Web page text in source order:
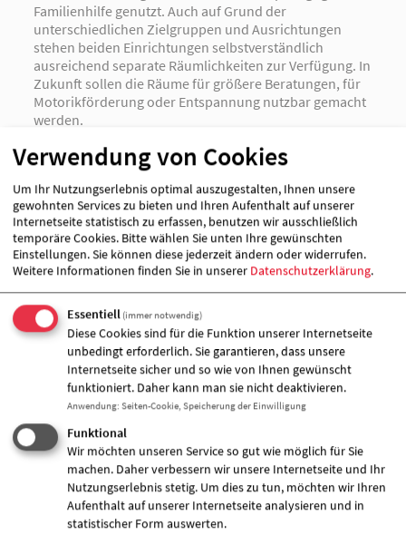
Familienhilfe genutzt. Auch auf Grund der
unterschiedlichen Zielgruppen und Ausrichtungen
stehen beiden Einrichtungen selbstverständlich
ausreichend separate Räumlichkeiten zur Verfügung. In
Zukunft sollen die Räume für größere Beratungen, für
Motorikförderung oder Entspannung nutzbar gemacht
werden.
Das Barriere frei gestaltete Hochparterre soll neben
einer Gehörlosenberatung u.a. einen Seniorenclub und
einen Multifunktionsraum von ca. 90 m² beherbergen.
Letzterer wird derzeit für Informationsveranstaltungen,
insbesondere jedoch für verschiedene Seniorensport-
und -tanzgruppen genutzt. Der an dieser Stelle neu zu
eröffnende Seniorenclub soll zudem einen auch für das
umliegende Wohnquartier offenen Mittagstisch
Verwendung von Cookies
Um Ihr Nutzungserlebnis optimal auszugestalten, Ihnen unsere
gewohnten Services zu bieten und Ihren Aufenthalt auf unserer
Internetseite statistisch zu erfassen, benutzen wir ausschließlich
temporäre Cookies. Bitte wählen Sie unten Ihre gewünschten
Einstellungen. Sie können diese jederzeit ändern oder widerrufen.
Weitere Informationen finden Sie in unserer Datenschutzerklärung.
Essentiell (immer notwendig)
Diese Cookies sind für die Funktion unserer Internetseite
unbedingt erforderlich. Sie garantieren, dass unsere
Internetseite sicher und so wie von Ihnen gewünscht
funktioniert. Daher kann man sie nicht deaktivieren.
Anwendung: Seiten-Cookie, Speicherung der Einwilligung
Funktional
Wir möchten unseren Service so gut wie möglich für Sie
machen. Daher verbessern wir unsere Internetseite und Ihr
Nutzungserlebnis stetig. Um dies zu tun, möchten wir Ihren
Aufenthalt auf unserer Internetseite analysieren und in
statistischer Form auswerten.